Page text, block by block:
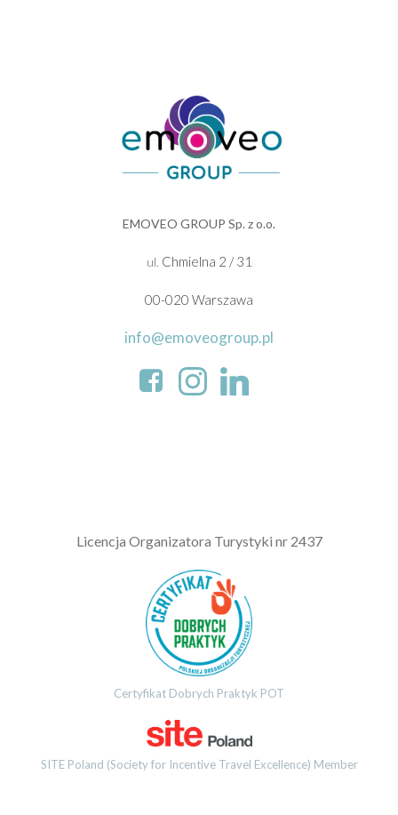
EMOVEO GROUP Sp. z o.o.
ul. Chmielna 2 / 31
00-020 Warszawa
info@emoveogroup.pl
Licencja Organizatora Turystyki nr 2437
Certyfikat Dobrych Praktyk POT
SITE Poland (Society for Incentive Travel Excellence) Member